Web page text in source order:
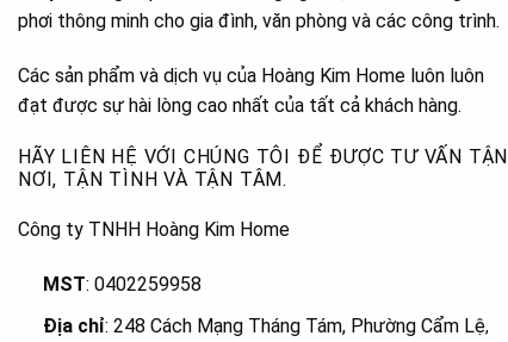
phơi thông minh cho gia đình, văn phòng và các công trình.
Các sản phẩm và dịch vụ của Hoàng Kim Home luôn luôn
đạt được sự hài lòng cao nhất của tất cả khách hàng.
HÃY LIÊN HỆ VỚI CHÚNG TÔI ĐỂ ĐƯỢC TƯ VẤN TẬN
NƠI, TẬN TÌNH VÀ TẬN TÂM.
Công ty TNHH Hoàng Kim Home
MST: 0402259958
Địa chỉ: 248 Cách Mạng Tháng Tám, Phường Cẩm Lệ,